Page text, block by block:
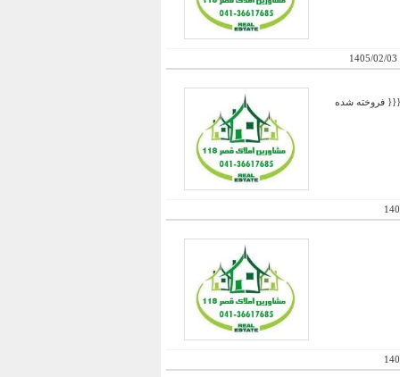
1405/02/03
متفاوت طبقه ششم 161 متر میباشد {{{{{{{{ فروخته شده